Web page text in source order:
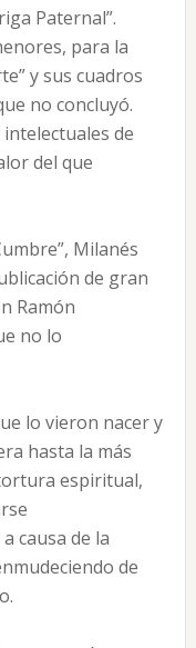
Paternal”.
para la
y sus cuadros
no concluyó.
de
del que
Milanés
de gran
Ramón
no lo
lo vieron nacer y
hasta la más
espiritual,
causa de la
de